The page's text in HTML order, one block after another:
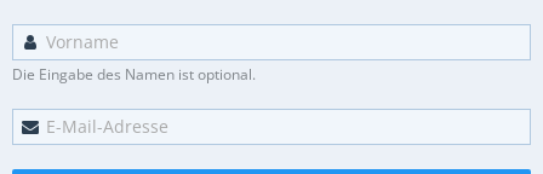
Die Eingabe des Namen ist optional.